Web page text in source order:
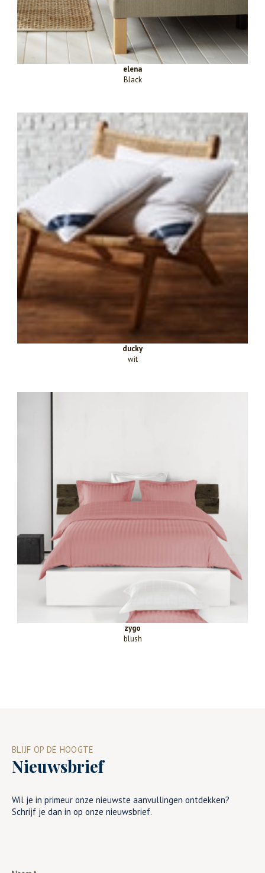
elena
Black
ducky
wit
zygo
blush
BLIJF OP DE HOOGTE
Nieuwsbrief
Wil je in primeur onze nieuwste aanvullingen ontdekken?
Schrijf je dan in op onze nieuwsbrief.